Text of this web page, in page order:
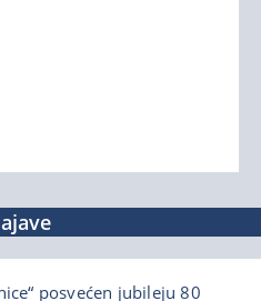
posvećen jubileju 80